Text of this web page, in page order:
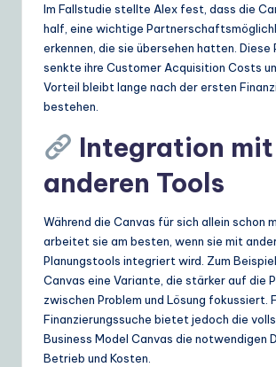
Im Fallstudie stellte Alex fest, dass die
half, eine wichtige
erkennen, die sie übersehen hatten.
senkte ihre Customer Acquisition Costs
Vorteil bleibt lange nach der ersten
bestehen.
Integration mit
anderen Tools
Während die Canvas für sich allein schon
arbeitet sie am besten, wenn sie mit
Planungstools integriert wird. Zum
Canvas eine Variante, die stärker auf die
zwischen Problem und Lösung fokussiert.
Finanzierungssuche bietet jedoch die
Business Model Canvas die notwendigen
Betrieb und Kosten.